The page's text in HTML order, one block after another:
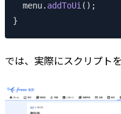
  menu.
addToUi();
}
では、実際にスクリプト